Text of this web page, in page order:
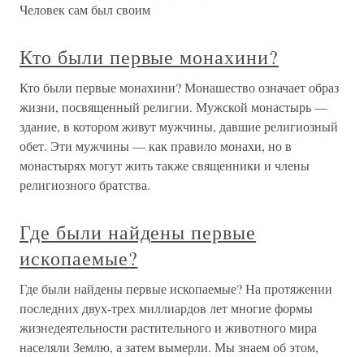
Человек сам был своим
Кто были первые монахини?
Кто были первые монахини? Монашество означает образ
жизни, посвященный религии. Мужской монастырь —
здание, в котором живут мужчины, давшие религиозный
обет. Эти мужчины — как правило монахи, но в
монастырях могут жить также священники и члены
религиозного братства.
Где были найдены первые
ископаемые?
Где были найдены первые ископаемые? На протяжении
последних двух-трех миллиардов лет многие формы
жизнедеятельности растительного и животного мира
населяли Землю, а затем вымерли. Мы знаем об этом,